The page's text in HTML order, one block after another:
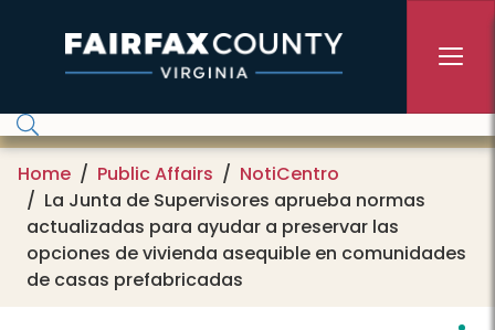
Home Public Affairs
NotiCentro
La Junta de Supervisores aprueba normas
actualizadas para ayudar a preservar las
opciones de vivienda asequible en comunidades
de casas prefabricadas